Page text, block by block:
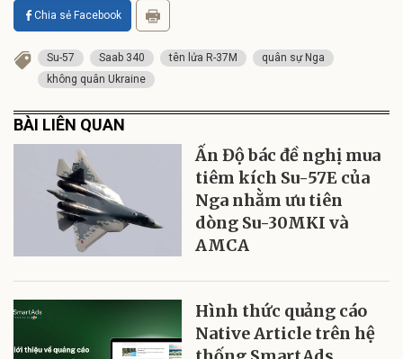
Chia sẻ Facebook
Su-57 Saab 340 tên lửa R-37M
quân sự Nga
không quân Ukraine
BÀI LIÊN QUAN
Ấn Độ bác đề nghị mua
tiêm kích Su-57E của
Nga nhằm ưu tiên
dòng Su-30MKI và
AMCA
Hình thức quảng cáo
Native Article trên hệ